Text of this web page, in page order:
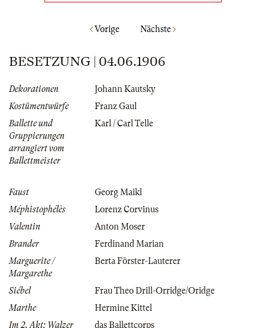
Vorige Nächste
BESETZUNG | 04.06.1906
Dekorationen
Johann Kautsky
Kostümentwürfe
Franz Gaul
Ballette und
Gruppierungen
arrangiert vom
Ballettmeister
Karl / Carl Telle
Faust
Georg Maikl
Méphistophélès
Lorenz Corvinus
Valentin
Anton Moser
Brander
Ferdinand Marian
Marguerite /
Margarethe
Berta Förster-Lauterer
Siébel
Frau Theo Drill-Orridge/Oridge
Marthe
Hermine Kittel
Im 2. Akt: Walzer
das Ballettcorps